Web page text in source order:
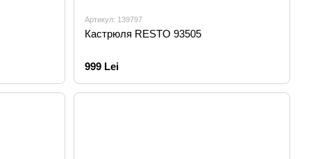
Артикул: 139797
Кастрюля RESTO 93505
999 Lei